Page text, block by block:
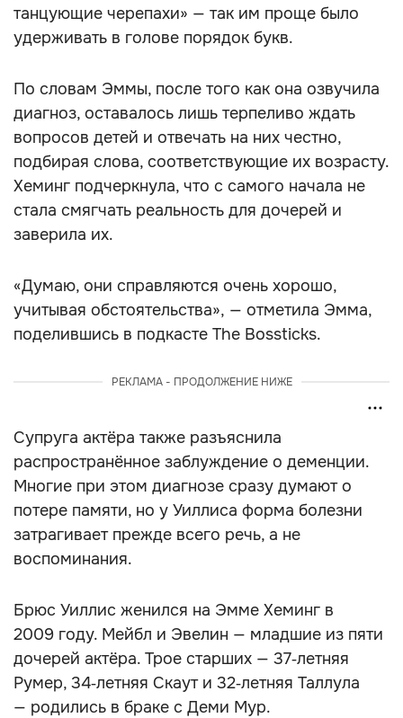
танцующие черепахи» — так им проще было
удерживать в голове порядок букв.
По словам Эммы, после того как она озвучила
диагноз, оставалось лишь терпеливо ждать
вопросов детей и отвечать на них честно,
подбирая слова, соответствующие их возрасту.
Хеминг подчеркнула, что с самого начала не
стала смягчать реальность для дочерей и
заверила их.
«Думаю, они справляются очень хорошо,
учитывая обстоятельства», — отметила Эмма,
поделившись в подкасте The Bossticks.
РЕКЛАМА - ПРОДОЛЖЕНИЕ НИЖЕ
Супруга актёра также разъяснила
распространённое заблуждение о деменции.
Многие при этом диагнозе сразу думают о
потере памяти, но у Уиллиса форма болезни
затрагивает прежде всего речь, а не
воспоминания.
Брюс Уиллис женился на Эмме Хеминг в
2009 году. Мейбл и Эвелин — младшие из пяти
дочерей актёра. Трое старших — 37‑летняя
Румер, 34‑летняя Скаут и 32‑летняя Таллула
— родились в браке с Деми Мур.